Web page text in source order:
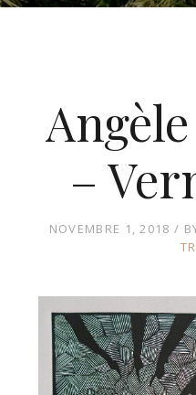
–
NOVEMBRE 1, 2018